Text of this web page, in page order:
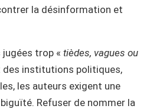
la désinformation et
trop « tièdes, vagues ou
des institutions politiques,
les auteurs exigent une
Refuser de nommer la